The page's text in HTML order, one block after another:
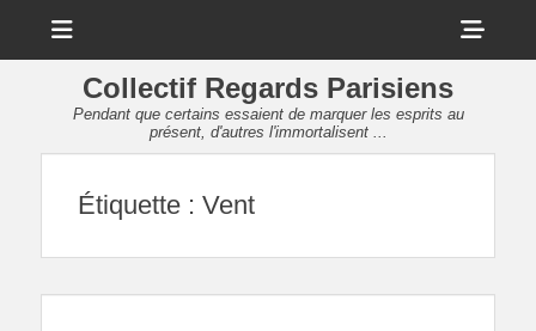
Collectif Regards Parisiens
Pendant que certains essaient de marquer les esprits au
présent, d'autres l'immortalisent ...
Étiquette : Vent